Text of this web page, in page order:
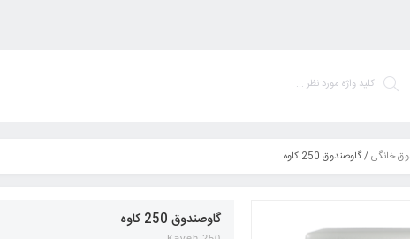
خانگی/ گاوصندوق 250 کاوه
گاوصندوق 250 کاوه